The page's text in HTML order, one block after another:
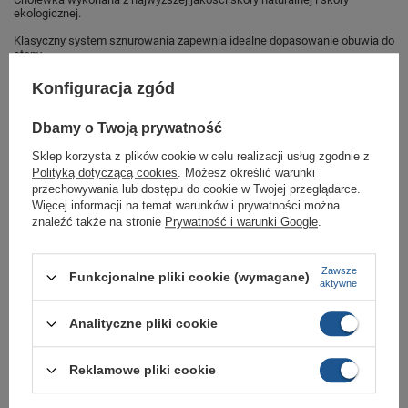
ekologicznej.
Klasyczny system sznurowania zapewnia idealne dopasowanie obuwia do
stopy.
Gruba, odporna na ścieranie podeszwa zewnętrzna.
Buty sportowe sklep Butomania.pl
Buty sportowe od Reebok w standardowych rozmiarach 40, 40,5, 41, 42,
43, 45,5.
Zobacz jakie rozmiary są dostępne.
Kupując w naszym sklepie internetowym masz gwarancję, że towar jest
oryginalny i pochodzi z oficjalnej sieci dystrybucyjnej.
W ciągu 30 dni możesz dokonać zwrotu bądź wymiany towaru bez
Konfiguracja zgód
Dbamy o Twoją prywatność
Sklep korzysta z plików cookie w celu realizacji usług zgodnie z
Polityką dotyczącą cookies. Możesz określić warunki
przechowywania lub dostępu do cookie w Twojej przeglądarce.
Więcej informacji na temat warunków i prywatności można
znaleźć także na stronie Prywatność i warunki Google.
Funkcjonalne pliki cookie (wymagane)
Zawsze
aktywne
Analityczne pliki cookie
Reklamowe pliki cookie